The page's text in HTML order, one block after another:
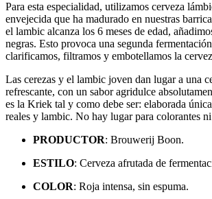
Para esta especialidad, utilizamos cerveza
envejecida que ha madurado en nuestras
el lambic alcanza los 6 meses de edad,
negras. Esto provoca una segunda
clarificamos, filtramos y embotellamos la
Las cerezas y el lambic joven dan lugar a una
refrescante, con un sabor agridulce
es la Kriek tal y como debe ser: elaborada
reales y lambic. No hay lugar para colorantes
PRODUCTOR: Brouwerij Boon.
ESTILO: Cerveza afrutada de
COLOR: Roja intensa, sin espuma.